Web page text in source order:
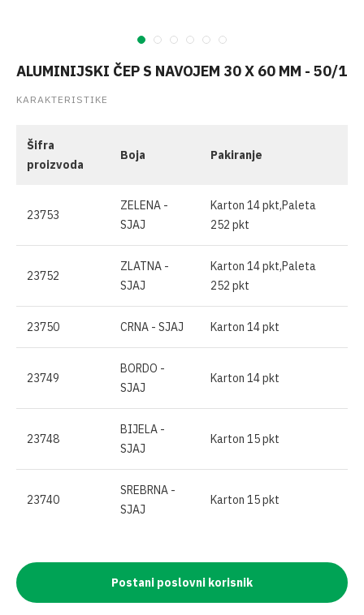
ALUMINIJSKI ČEP S NAVOJEM 30 X 60 MM - 50/1
KARAKTERISTIKE
Šifra
proizvoda
Boja Pakiranje
23753
ZELENA -
SJAJ
Karton 14 pkt,Paleta
252 pkt
23752
ZLATNA -
SJAJ
Karton 14 pkt,Paleta
252 pkt
23750 CRNA - SJAJ Karton 14 pkt
23749
BORDO -
SJAJ
Karton 14 pkt
23748
BIJELA -
SJAJ
Karton 15 pkt
23740
SREBRNA -
SJAJ
Karton 15 pkt
Postani poslovni korisnik